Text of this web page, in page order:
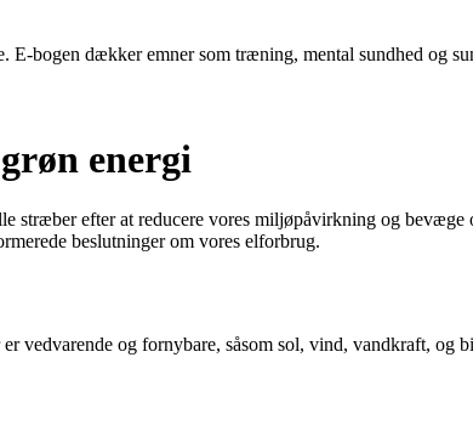
bogen dækker emner som træning, mental sundhed og
energi
efter at reducere vores miljøpåvirkning og
beslutninger om vores elforbrug.
vedvarende og fornybare, såsom sol, vind, vandkraft, og